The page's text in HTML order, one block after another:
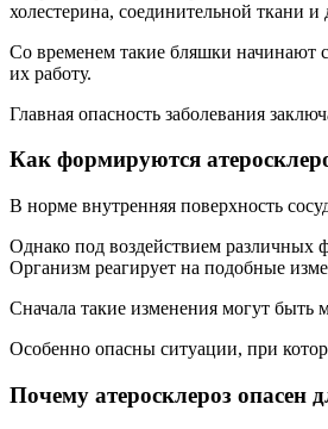
холестерина, соединительной ткани
Со временем такие бляшки начинают
их работу.
Главная опасность заболевания
Как формируются
В норме внутренняя поверхность
Однако под воздействием различных
Организм реагирует на подобные
Сначала такие изменения могут быть
Особенно опасны ситуации, при
Почему атеросклероз опасен